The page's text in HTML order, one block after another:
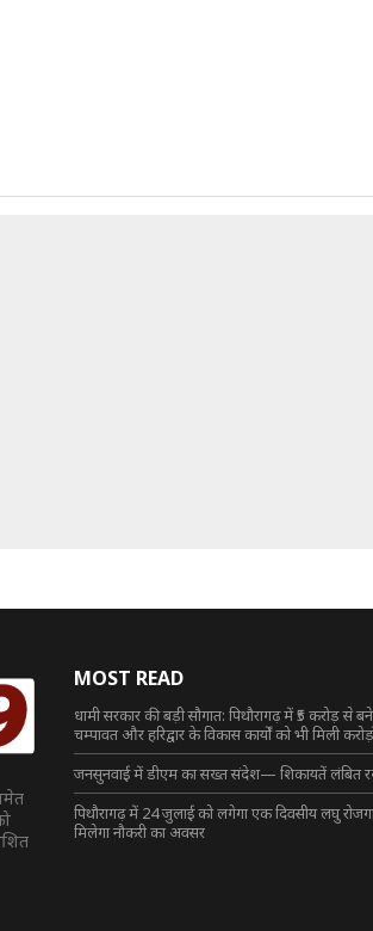
MOST READ
धामी सरकार की बड़ी सौगात: पिथौरागढ़ में ₹5 करोड़ से
चम्पावत और हरिद्वार के विकास कार्यों को भी मिली
जनसुनवाई में डीएम का सख्त संदेश— शिकायतें लंबित
पिथौरागढ़ में 24 जुलाई को लगेगा एक दिवसीय लघु
मिलेगा नौकरी का अवसर